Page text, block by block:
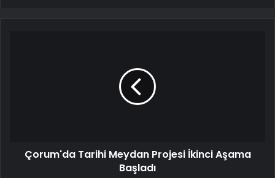
Çorum'da Tarihi Meydan Projesi İkinci Aşama
Başladı